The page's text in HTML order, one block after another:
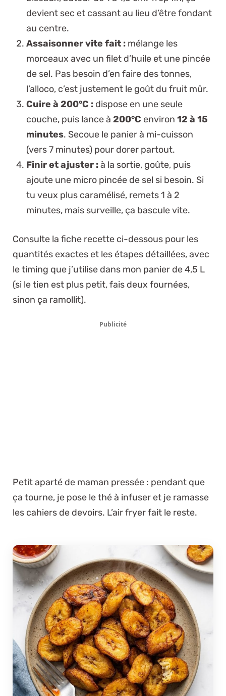
devient sec et cassant au lieu d’être fondant
au centre.
Assaisonner vite fait : mélange les
morceaux avec un filet d’huile et une pincée
de sel. Pas besoin d’en faire des tonnes,
l’alloco, c’est justement le goût du fruit mûr.
Cuire à 200°C : dispose en une seule
couche, puis lance à 200°C environ 12 à 15
minutes. Secoue le panier à mi-cuisson
(vers 7 minutes) pour dorer partout.
Finir et ajuster :à la sortie, goûte, puis
ajoute une micro pincée de sel si besoin. Si
tu veux plus caramélisé, remets 1 à 2
minutes, mais surveille, ça bascule vite.
Consulte la fiche recette ci-dessous pour les
quantités exactes et les étapes détaillées, avec
le timing que j’utilise dans mon panier de 4,5 L
(si le tien est plus petit, fais deux fournées,
sinon ça ramollit).
Publicité
Petit aparté de maman pressée : pendant que
ça tourne, je pose le thé à infuser et je ramasse
les cahiers de devoirs. L’air fryer fait le reste.